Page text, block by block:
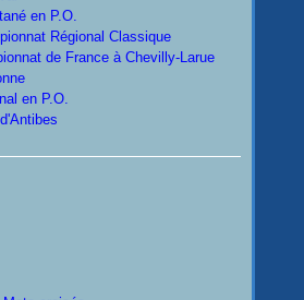
en P.O.
Régional Classique
de France à Chevilly-Larue
en P.O.